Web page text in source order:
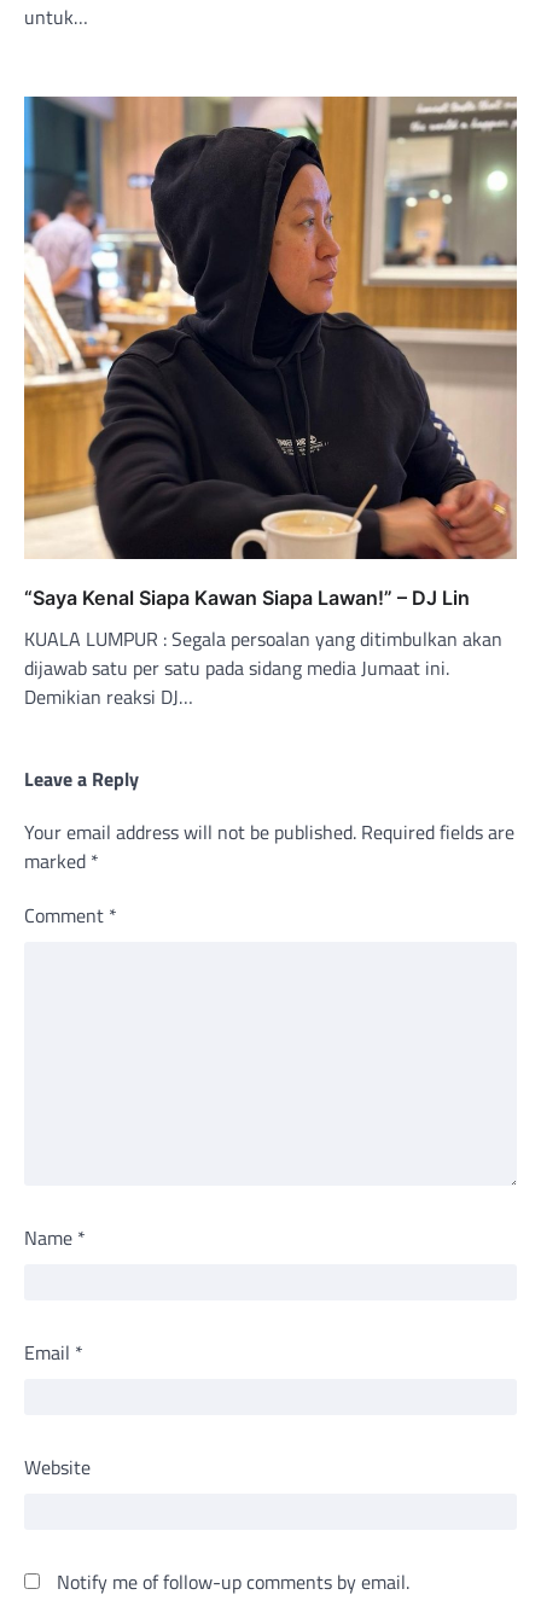
untuk…
“Saya Kenal Siapa Kawan Siapa Lawan!” – DJ Lin
KUALA LUMPUR : Segala persoalan yang ditimbulkan akan
dijawab satu per satu pada sidang media Jumaat ini.
Demikian reaksi DJ…
Leave a Reply
Your email address will not be published. Required fields are
marked *
Comment *
Name *
Email *
Website
Notify me of follow-up comments by email.